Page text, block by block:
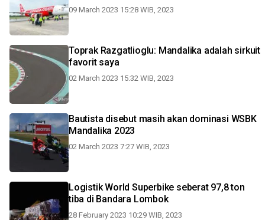
09 March 2023 15:28 WIB, 2023
Toprak Razgatlioglu: Mandalika adalah sirkuit
favorit saya
02 March 2023 15:32 WIB, 2023
Bautista disebut masih akan dominasi WSBK
Mandalika 2023
02 March 2023 7:27 WIB, 2023
Logistik World Superbike seberat 97,8 ton
tiba di Bandara Lombok
28 February 2023 10:29 WIB, 2023